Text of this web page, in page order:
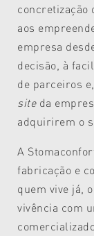
concretização
aos
empresa
decisão, à
de parceiros
siteda
adquirirem o
A
fabricação e
quem vive já,
vivência com